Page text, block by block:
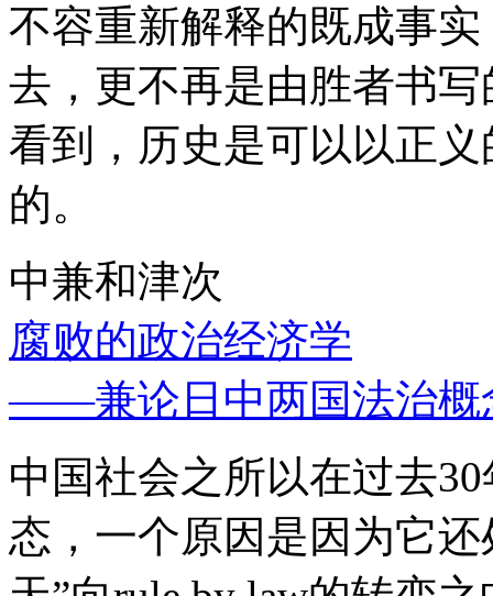
不容重新解释的既成事
去，更不再是由胜者书
看到，历史是可以以正
的。
中兼和津次
腐败的政治经济学
——兼论日中两国法治概
中国社会之所以在过去
态，一个原因是因为它